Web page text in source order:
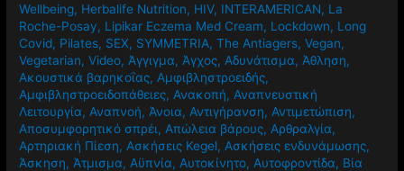
Wellbeing, Herbalife Nutrition, HIV, INTERAMERICAN, La
Roche-Posay, Lipikar Eczema Med Cream, Lockdown, Long
Covid, Pilates, SEX, SYMMETRIA,The Antiagers,Vegan,
Vegetarian,Video, Άγγιγμα, Άγχος, Αδυνάτισμα, Άθληση,
Ακουστικά βαρηκοΐας, Αμφιβληστροειδής,
Αμφιβληστροειδοπάθειες, Ανακοπή, Αναπνευστική
Λειτουργία, Αναπνοή, Άνοια, Αντιγήρανση, Αντιμετώπιση,
Αποσυμφορητικό σπρέι, Απώλεια βάρους, Αρθραλγία,
Αρτηριακή Πίεση, Ασκήσεις Kegel, Ασκήσεις ενδυνάμωσης,
Άσκηση, Άτμισμα, Αϋπνία, Αυτοκίνητο, Αυτοφροντίδα, Βία